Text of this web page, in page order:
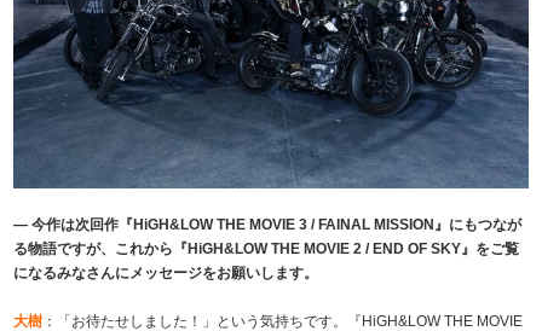
― 今作は次回作『HiGH&LOW THE MOVIE 3 / FAINAL MISSION』にもつなが
る物語ですが、これから『HiGH&LOW THE MOVIE 2 / END OF SKY』をご覧
になるみなさんにメッセージをお願いします。
大樹 ：「お待たせしました！」という気持ちです。『HiGH&LOW THE MOVIE